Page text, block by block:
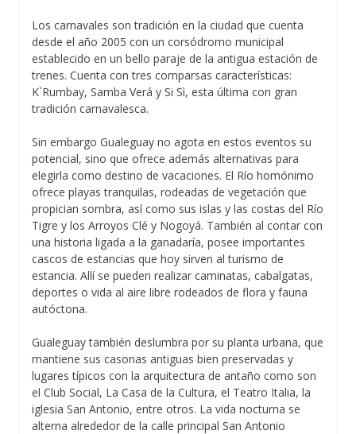
Los carnavales son tradición en la ciudad que cuenta
desde el año 2005 con un corsódromo municipal
establecido en un bello paraje de la antigua estación de
trenes. Cuenta con tres comparsas características:
K`Rumbay, Samba Verá y Si Sì, esta última con gran
tradición carnavalesca.
Sin embargo Gualeguay no agota en estos eventos su
potencial, sino que ofrece además alternativas para
elegirla como destino de vacaciones. El Río homónimo
ofrece playas tranquilas, rodeadas de vegetación que
propician sombra, así como sus islas y las costas del Río
Tigre y los Arroyos Clé y Nogoyá. También al contar con
una historia ligada a la ganadaría, posee importantes
cascos de estancias que hoy sirven al turismo de
estancia. Allí se pueden realizar caminatas, cabalgatas,
deportes o vida al aire libre rodeados de flora y fauna
autóctona.
Gualeguay también deslumbra por su planta urbana, que
mantiene sus casonas antiguas bien preservadas y
lugares típicos con la arquitectura de antaño como son
el Club Social, La Casa de la Cultura, el Teatro Italia, la
iglesia San Antonio, entre otros. La vida nocturna se
alterna alrededor de la calle principal San Antonio